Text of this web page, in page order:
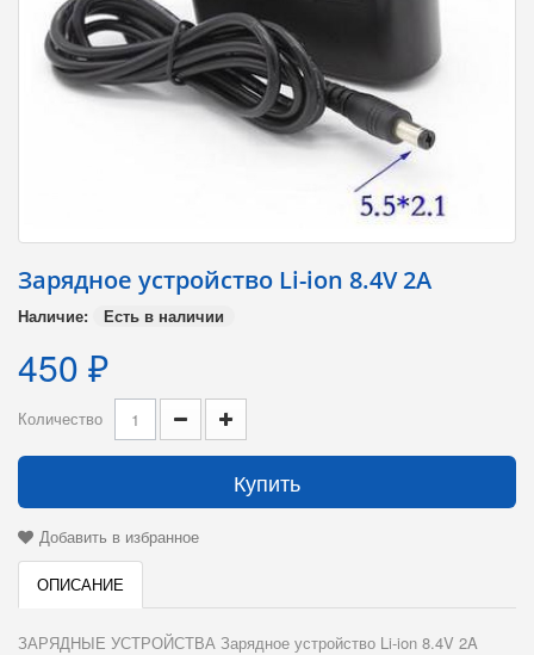
Зарядное устройство Li-ion 8.4V 2A
Наличие: Есть в наличии
450 ₽
Количество
Купить
Добавить в избранное
ОПИСАНИЕ
ЗАРЯДНЫЕ УСТРОЙСТВА Зарядное устройство Li-ion 8.4V 2A